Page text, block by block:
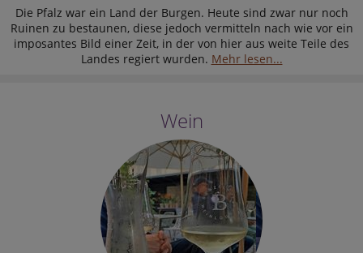
Die Pfalz war ein Land der Burgen. Heute sind zwar nur noch
Ruinen zu bestaunen, diese jedoch vermitteln nach wie vor ein
imposantes Bild einer Zeit, in der von hier aus weite Teile des
Landes regiert wurden. Mehr lesen...
Wein